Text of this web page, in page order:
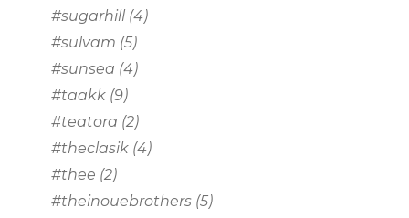
#sugarhill (4)
#sulvam (5)
#sunsea (4)
#taakk (9)
#teatora (2)
#theclasik (4)
#thee (2)
#theinouebrothers (5)